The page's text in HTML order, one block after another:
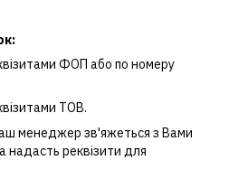
ФОП або по номеру
ТОВ.
менеджер зв'яжеться з Вами
надасть реквізити для